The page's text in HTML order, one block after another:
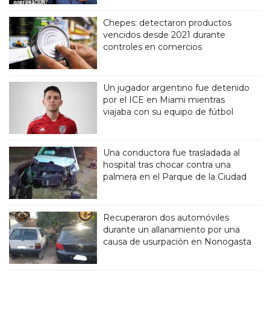
Chepes: detectaron productos
vencidos desde 2021 durante
controles en comercios
Un jugador argentino fue detenido
por el ICE en Miami mientras
viajaba con su equipo de fútbol
Una conductora fue trasladada al
hospital tras chocar contra una
palmera en el Parque de la Ciudad
Recuperaron dos automóviles
durante un allanamiento por una
causa de usurpación en Nonogasta